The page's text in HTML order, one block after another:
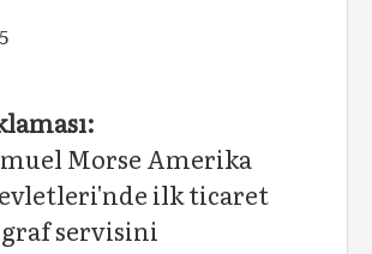
Morse Amerika
ilk ticaret
servisini